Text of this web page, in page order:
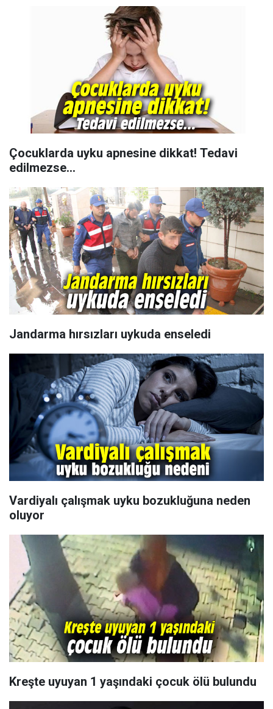
Çocuklarda uyku apnesine dikkat! Tedavi
edilmezse...
Jandarma hırsızları uykuda enseledi
Vardiyalı çalışmak uyku bozukluğuna neden
oluyor
Kreşte uyuyan 1 yaşındaki çocuk ölü bulundu